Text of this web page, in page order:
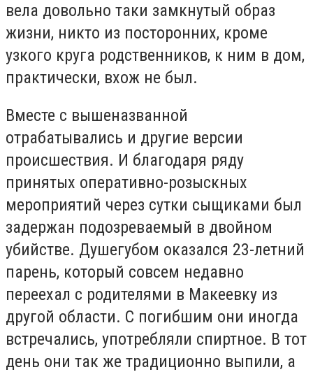
вела довольно таки замкнутый образ
жизни, никто из посторонних, кроме
узкого круга родственников, к ним в дом,
практически, вхож не был.
Вместе с вышеназванной
отрабатывались и другие версии
происшествия. И благодаря ряду
принятых оперативно-розыскных
мероприятий через сутки сыщиками был
задержан подозреваемый в двойном
убийстве. Душегубом оказался 23-летний
парень, который совсем недавно
переехал с родителями в Макеевку из
другой области. С погибшим они иногда
встречались, употребляли спиртное. В тот
день они так же традиционно выпили, а